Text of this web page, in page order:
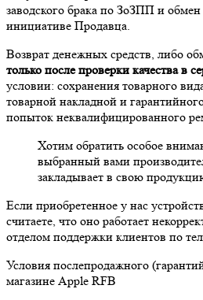
заводского брака по ЗоЗПП и
инициативе Продавца.
Возврат денежных средств, либо
только после проверки качества в
условии: сохранения товарного
товарной накладной и
попыток неквалифицированного
Хотим обратить особое
выбранный вами
закладывает в свою
Если приобретенное у нас
считаете, что оно работает
отделом поддержки клиентов по
Условия послепродажного
магазине Apple RFB